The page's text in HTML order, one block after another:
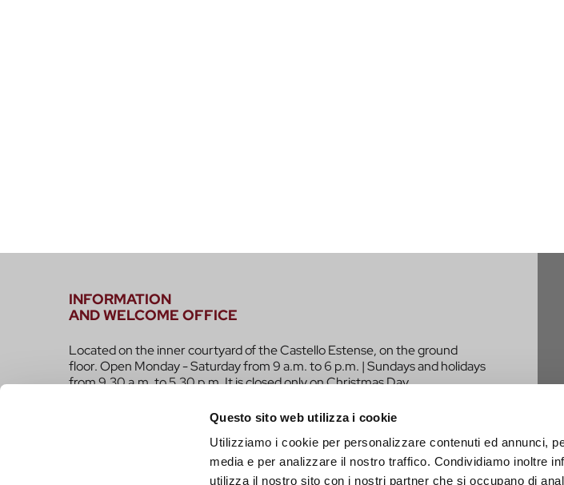
Questo sito web utilizza i cookie
Utilizziamo i cookie per personalizzare contenuti ed annunci,
media e per analizzare il nostro traffico. Condividiamo inoltre
utilizza il nostro sito con i nostri partner che si occupano di
INFORMATION
AND WELCOME OFFICE
Located on the inner courtyard of the Castello Estense, on the ground
floor. Open Monday - Saturday from 9 a.m. to 6 p.m. | Sundays and holidays
from 9.30 a.m. to 5.30 p.m. It is closed only on Christmas Day.
infotur@comune.fe.it 0532-419190
ARE YOU A TOUR OPERATOR AND WOULD YOU LIKE TO BE
CONTACTED TO BE PART OF THE INFERRARA PROJECT?